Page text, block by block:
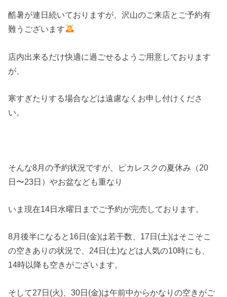
酷暑が連日続いておりますが、沢山のご来店とご予約有
難うございます
店内出来るだけ快適に過ごせるようご用意しております
が、
寒すぎたりする場合などは遠慮なくお申し付けくださ
い。
そんな8月の予約状況ですが、ピカレスクの夏休み（20
日〜23日）やお盆なども重なり
いま現在14日水曜日までご予約が完売しております。
8月後半になると16日(金)は若干数、17日(土)はそこそこ
の空きありの状況で、24日(土)などは人気の10時にも、
14時以降も空きがございます。
そして27日(火)、30日(金)は午前中からかなりの空きがご